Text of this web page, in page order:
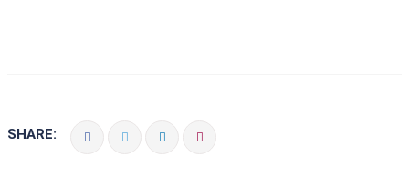
SHARE: